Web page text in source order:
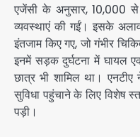
एजेंसी के अनुसार, 10,000 से
व्यवस्थाएं की गईं। इसके
इंतजाम किए गए, जो गंभीर
इनमें सड़क दुर्घटना में घायल
छात्र भी शामिल था। एनटीए
सुविधा पहुंचाने के लिए विशेष
पड़ी।